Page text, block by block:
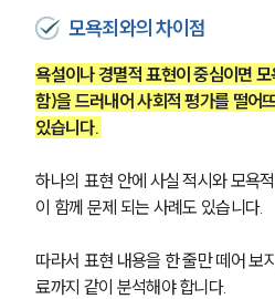
모욕죄와의 차이점
욕설이나 경멸적 표현이 중심이면
함)을 드러내어 사회적 평가를 떨어
있습니다.
하나의 표현 안에 사실 적시와 모욕
이 함께 문제 되는 사례도 있습니다.
따라서 표현 내용을 한 줄만 떼어 보
료까지 같이 분석해야 합니다.